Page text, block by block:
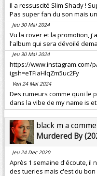
Il a ressuscité Slim Shady !
Pas super fan du son mais
Jeu 30 Mai 2024
Vu la cover et la promotion,
l'album qui sera dévoilé
Jeu 30 Mai 2024
https://www.instagram.com/p/
igsh=eTFiaHlqZm5uc2Fy
Ven 24 Mai 2024
Des rumeurs comme quoi le
dans la vibe de my name is
black m a
Murdered By
Jeu 24 Dec 2020
Après 1 semaine d'écoute, il
des tueries mais c'est du bon